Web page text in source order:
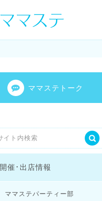
ママの才能
ママステトーク
開催･出店情報
ママステパーティー部